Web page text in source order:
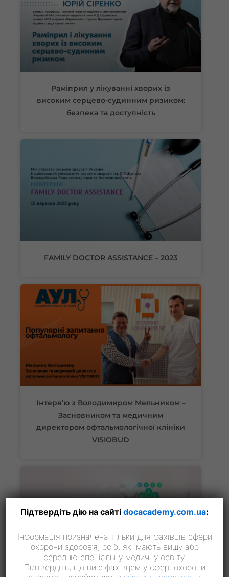
Раміприл у лікуванні хворих із
високим серцево-судинним ризиком:
безпека та доступність
FAMILY DOCTOR ASSISTANCE – 2023
Інтерв’ю з Володимиром Мельником –
Засновником та медичним
директором офтальмологічної клініки
VISIOBUD
Підтвердіть дію на сайті docacademy.com.ua:
Інформація призначена тільки для фахівців сфери
охорони здоров’я, осіб, які мають вищу або
середню спеціальну медичну освіту.
Підтвердіть, що ви є фахівцем у сфері охорони